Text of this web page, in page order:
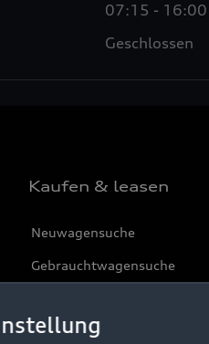
07:15 - 16:00
Geschlossen
Kaufen & leasen
Neuwagensuche
Gebrauchtwagensuche
Finanzierung